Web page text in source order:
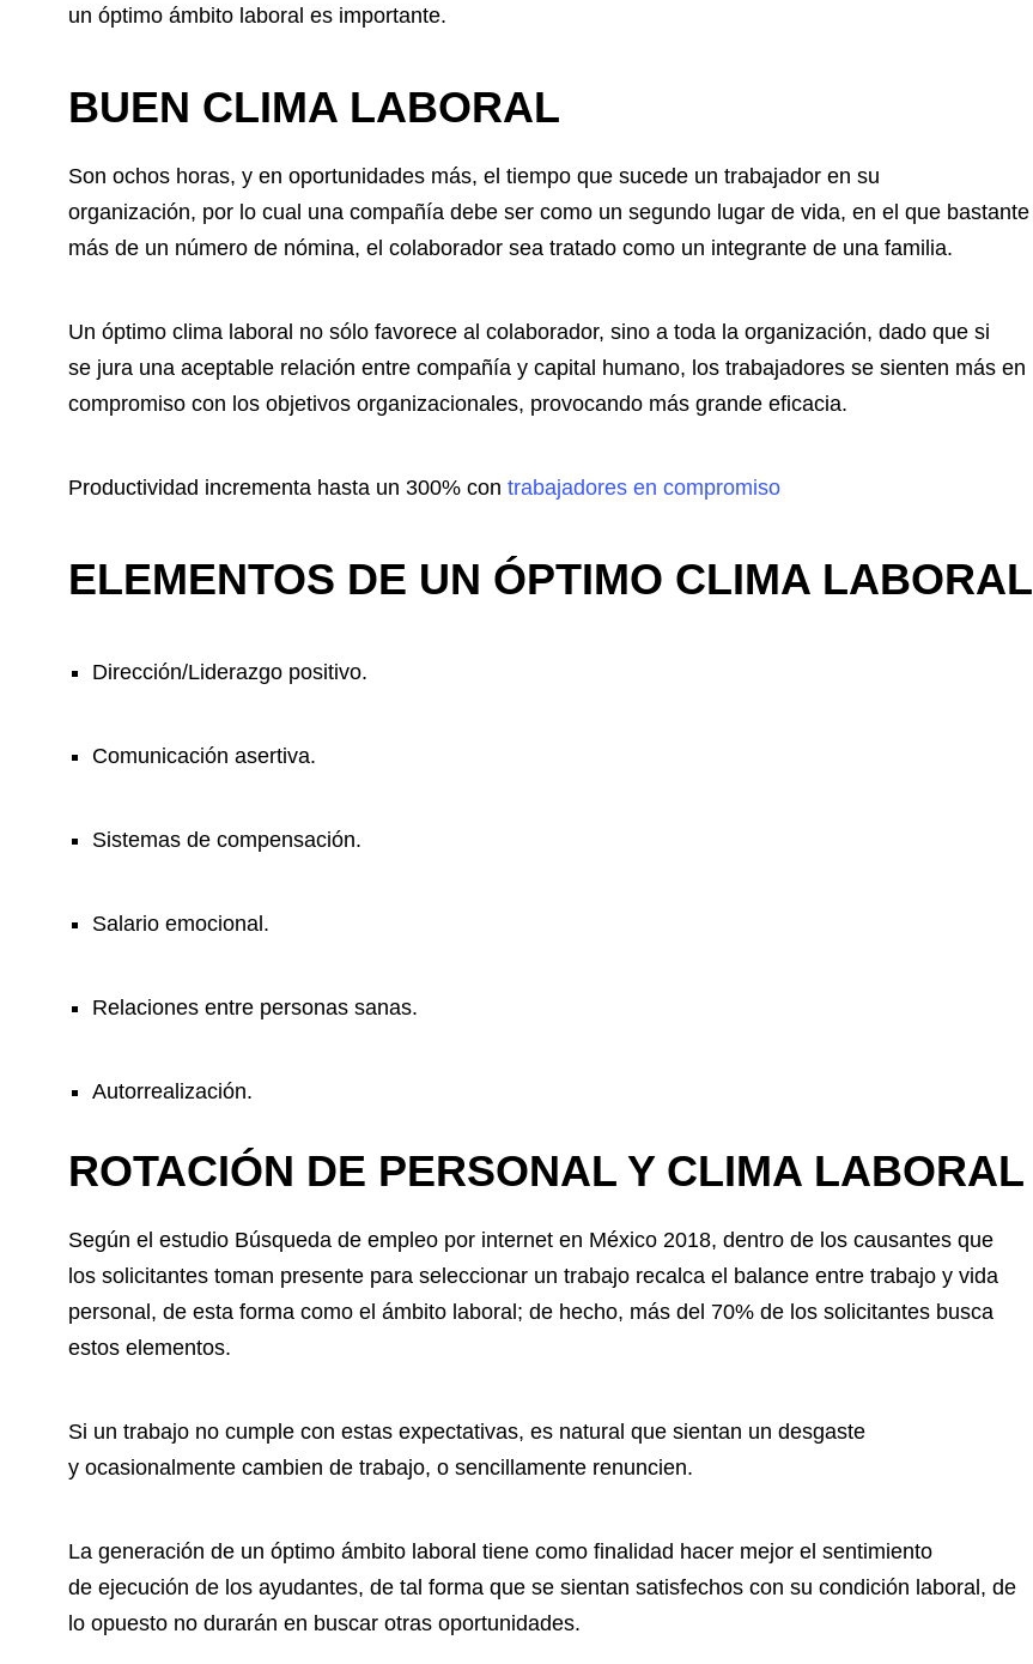
un óptimo ámbito laboral es importante.
BUEN CLIMA LABORAL
Son ochos horas, y en oportunidades más, el tiempo que sucede un trabajador en su
organización, por lo cual una compañía debe ser como un segundo lugar de vida, en el que bastante
más de un número de nómina, el colaborador sea tratado como un integrante de una familia.
Un óptimo clima laboral no sólo favorece al colaborador, sino a toda la organización, dado que si
se jura una aceptable relación entre compañía y capital humano, los trabajadores se sienten más en
compromiso con los objetivos organizacionales, provocando más grande eficacia.
Productividad incrementa hasta un 300% con trabajadores en compromiso
ELEMENTOS DE UN ÓPTIMO CLIMA LABORAL
Dirección/Liderazgo positivo.
Comunicación asertiva.
Sistemas de compensación.
Salario emocional.
Relaciones entre personas sanas.
Autorrealización.
ROTACIÓN DE PERSONAL Y CLIMA LABORAL
Según el estudio Búsqueda de empleo por internet en México 2018, dentro de los causantes que
los solicitantes toman presente para seleccionar un trabajo recalca el balance entre trabajo y vida
personal, de esta forma como el ámbito laboral; de hecho, más del 70% de los solicitantes busca
estos elementos.
Si un trabajo no cumple con estas expectativas, es natural que sientan un desgaste
y ocasionalmente cambien de trabajo, o sencillamente renuncien.
La generación de un óptimo ámbito laboral tiene como finalidad hacer mejor el sentimiento
de ejecución de los ayudantes, de tal forma que se sientan satisfechos con su condición laboral, de
lo opuesto no durarán en buscar otras oportunidades.